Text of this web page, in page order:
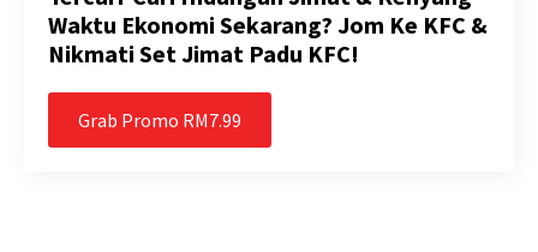
Waktu Ekonomi Sekarang? Jom Ke KFC &
Nikmati Set Jimat Padu KFC!
Grab Promo RM7.99